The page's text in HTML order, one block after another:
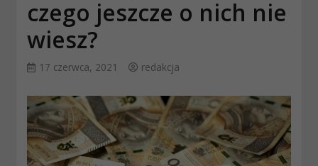
czego jeszcze o nich nie
wiesz?
17 czerwca, 2021 redakcja